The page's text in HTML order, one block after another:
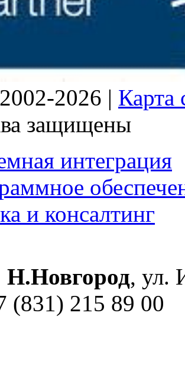
2026 | Карта
защищены
интеграция
и консалтинг
Н.Новгород, ул.
(831) 215 89 00